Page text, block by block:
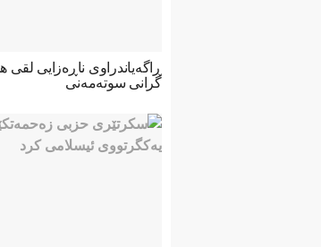
ڕاگەیاندراوی ناڕەزایی
گرانی سوتەمەنی